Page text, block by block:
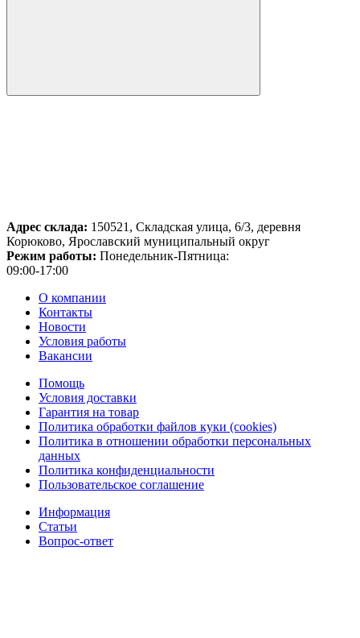
Адрес склада: 150521, Складская улица, 6/3, деревня
Корюково, Ярославский муниципальный округ
Режим работы: Понедельник-Пятница:
09:00-17:00
О компании
Контакты
Новости
Условия работы
Вакансии
Помощь
Условия доставки
Гарантия на товар
Политика обработки файлов куки (cookies)
Политика в отношении обработки персональных
данных
Политика конфиденциальности
Пользовательское соглашение
Информация
Статьи
Вопрос-ответ